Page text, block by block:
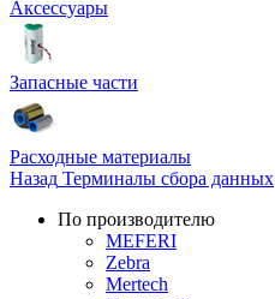
Аксессуары
Запасные части
Расходные материалы
Назад Терминалы сбора данных
По производителю
MEFERI
Zebra
Mertech